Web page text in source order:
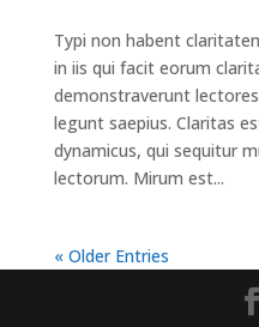
Typi non habent
in iis qui facit eorum
demonstraverunt
legunt saepius. Claritas
dynamicus, qui sequitur
lectorum. Mirum est...
« Older Entries